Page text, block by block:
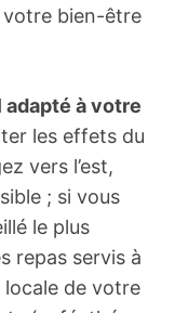
bien-être
à votre
les effets du
vers l’est,
; si vous
le plus
repas servis à
locale de votre